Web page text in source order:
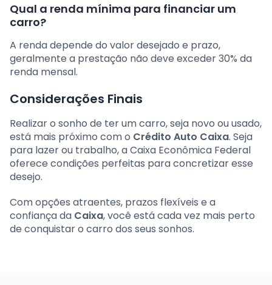
Qual a renda mínima para financiar um
carro?
A renda depende do valor desejado e prazo,
geralmente a prestação não deve exceder 30% da
renda mensal.
Considerações Finais
Realizar o sonho de ter um carro, seja novo ou usado,
está mais próximo com o Crédito Auto Caixa. Seja
para lazer ou trabalho, a Caixa Econômica Federal
oferece condições perfeitas para concretizar esse
desejo.
Com opções atraentes, prazos flexíveis e a
confiança da Caixa, você está cada vez mais perto
de conquistar o carro dos seus sonhos.